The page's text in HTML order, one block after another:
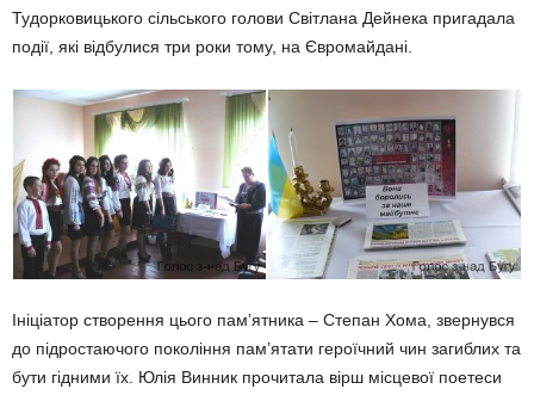
Тудорковицького сільського голови Світлана Дейнека пригадала
події, які відбулися три роки тому, на Євромайдані.
Ініціатор створення цього пам’ятника – Степан Хома, звернувся
до підростаючого покоління пам’ятати героїчний чин загиблих та
бути гідними їх. Юлія Винник прочитала вірш місцевої поетеси